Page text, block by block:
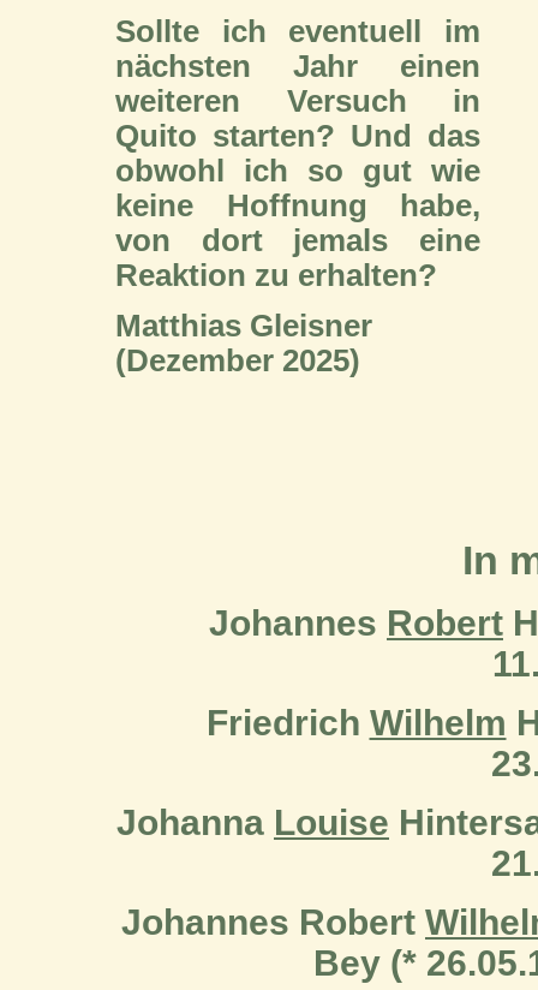
Sollte ich eventuell im
nächsten Jahr einen
weiteren Versuch in
Quito starten? Und das
obwohl ich so gut wie
keine Hoffnung habe,
von dort jemals eine
Reaktion zu erhalten?
Matthias Gleisner
(Dezember 2025)
In
Johannes Robert
Friedrich Wilhelm
Johanna Louise
Johannes Robert
Bey (*